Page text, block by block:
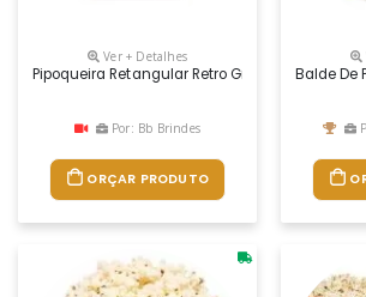
Ver + Detalhes
Pipoqueira Retangular Retro Green 2,6l Com
Por: Bb Brindes
ORÇAR PRODUTO
Balde De